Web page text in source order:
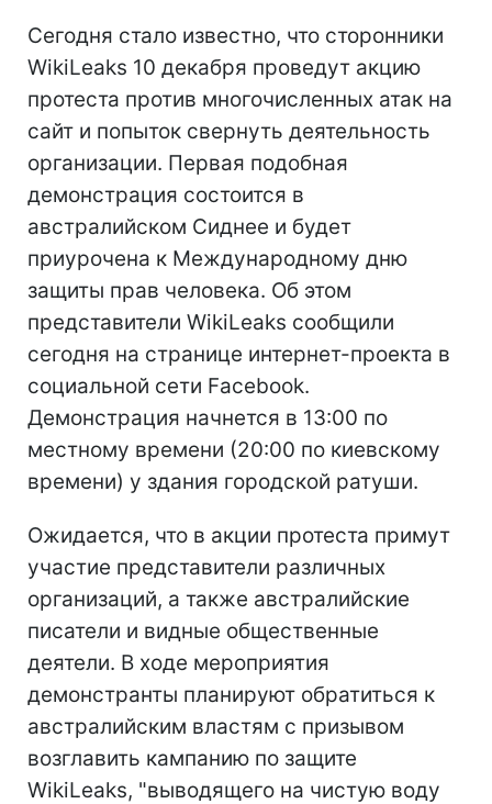
Сегодня стало известно, что сторонники
WikiLeaks 10 декабря проведут акцию
протеста против многочисленных атак на
сайт и попыток свернуть деятельность
организации. Первая подобная
демонстрация состоится в
австралийском Сиднее и будет
приурочена к Международному дню
защиты прав человека. Об этом
представители WikiLeaks сообщили
сегодня на странице интернет-проекта в
социальной сети Facebook.
Демонстрация начнется в 13:00 по
местному времени (20:00 по киевскому
времени) у здания городской ратуши.
Ожидается, что в акции протеста примут
участие представители различных
организаций, а также австралийские
писатели и видные общественные
деятели. В ходе мероприятия
демонстранты планируют обратиться к
австралийским властям с призывом
возглавить кампанию по защите
WikiLeaks, "выводящего на чистую воду